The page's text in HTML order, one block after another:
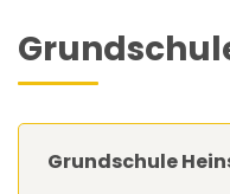
Grundschule